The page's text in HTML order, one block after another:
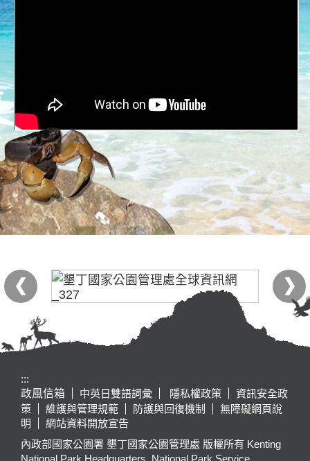
:::
政風信箱
中英日雙語詞彙 隱私權政策
資訊安全政
策
維護與管理規範 防護與回復機制
無障礙網頁說
明
網站資料開放宣告
內政部國家公園署 墾丁國家公園管理處 版權所有 Kenting
National Park Headquarters, National Park Service,